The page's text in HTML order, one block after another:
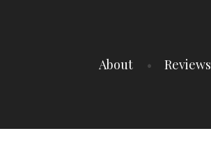
About Reviews